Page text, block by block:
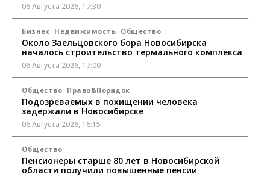
06 Августа 2026, 17:30
Бизнес Недвижимость Общество
Около Заельцовского бора Новосибирска
началось строительство термального комплекса
06 Августа 2026, 17:00
Общество Право&Порядок
Подозреваемых в похищении человека
задержали в Новосибирске
06 Августа 2026, 16:15
Общество
Пенсионеры старше 80 лет в Новосибирской
области получили повышенные пенсии